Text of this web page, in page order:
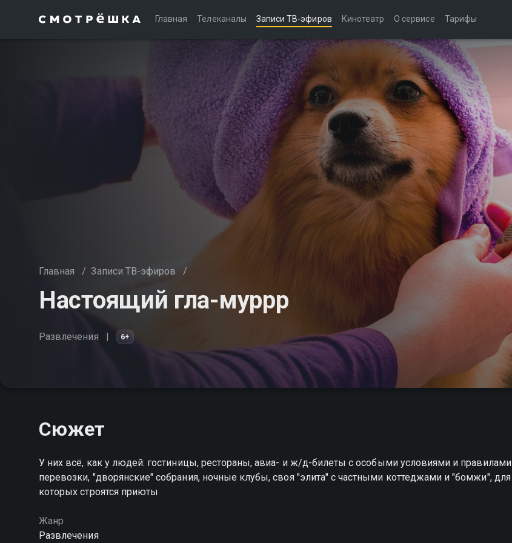
Главная Телеканалы Записи ТВ-эфиров Кинотеатр О сервисе Тарифы
Главная / Записи ТВ-эфиров /
Настоящий гла-муррр
Развлечения 6+
Сюжет
У них всё, как у людей: гостиницы, рестораны, авиа- и ж/д-билеты с особыми условиями и правилами
перевозки, "дворянские" собрания, ночные клубы, своя "элита" с частными коттеджами и "бомжи", для
которых строятся приюты
Жанр
Развлечения